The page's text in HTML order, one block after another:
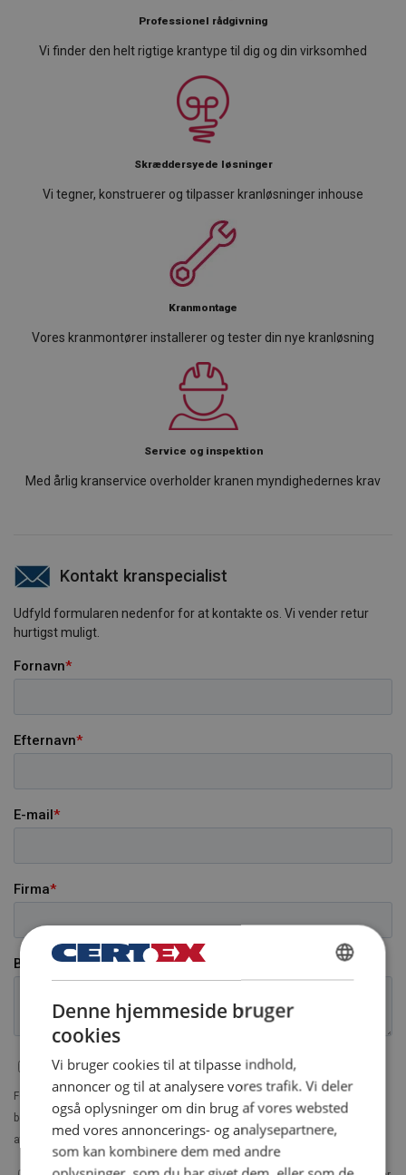
Professionel rådgivning
Vi finder den helt rigtige krantype til dig og din virksomhed
Skræddersyede løsninger
Vi tegner, konstruerer og tilpasser kranløsninger inhouse
Kranmontage
Vores kranmontører installerer og tester din nye kranløsning
Service og inspektion
Med årlig kranservice overholder kranen myndighedernes krav
Kontakt kranspecialist
Udfyld formularen nedenfor for at kontakte os. Vi vender retur
hurtigst muligt.
DANISH
ENGLISH TRANSLATION
Denne hjemmeside bruger
cookies
Vi bruger cookies til at tilpasse indhold,
annoncer og til at analysere vores trafik. Vi deler
også oplysninger om din brug af vores websted
med vores annoncerings- og analysepartnere,
som kan kombinere dem med andre